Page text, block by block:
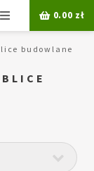
Menu 0.00 zł
budowlane